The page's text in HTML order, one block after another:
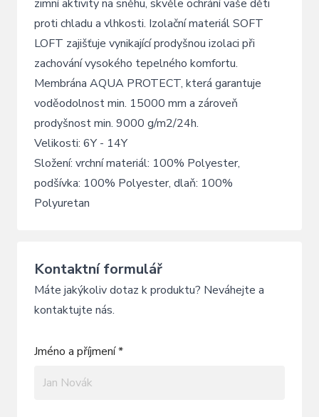
zimní aktivity na sněhu, skvěle ochrání vaše děti
proti chladu a vlhkosti. Izolační materiál SOFT
LOFT zajišťuje vynikající prodyšnou izolaci při
zachování vysokého tepelného komfortu.
Membrána AQUA PROTECT, která garantuje
voděodolnost min. 15000 mm a zároveň
prodyšnost min. 9000 g/m2/24h.
Velikosti: 6Y - 14Y
Složení: vrchní materiál: 100% Polyester,
podšívka: 100% Polyester, dlaň: 100%
Polyuretan
Kontaktní formulář
Máte jakýkoliv dotaz k produktu? Neváhejte a
kontaktujte nás.
Jméno a příjmení *